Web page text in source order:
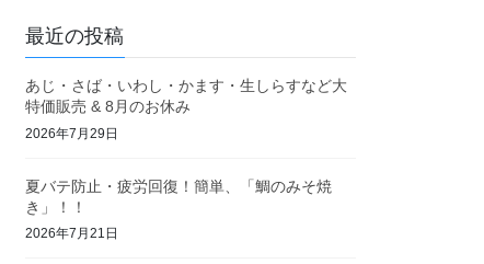
最近の投稿
あじ・さば・いわし・かます・生しらすなど大
特価販売 & 8月のお休み
2026年7月29日
夏バテ防止・疲労回復！簡単、「鯛のみそ焼
き」！！
2026年7月21日